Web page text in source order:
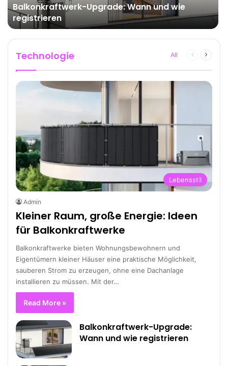
Balkonkraftwerk-Upgrade: Wann und wie
registrieren
Technologie All
Previous
Lebensstil
Admin
Kleiner Raum, große Energie: Ideen
für Balkonkraftwerke
Balkonkraftwerke bieten Wohnungsbewohnern und
Eigentümern kleiner Häuser eine praktische Möglichkeit,
sauberen Strom zu erzeugen, ohne eine Dachanlage
installieren zu müssen. Mit der…
Read More »
Balkonkraftwerk-Upgrade:
Wann und wie registrieren